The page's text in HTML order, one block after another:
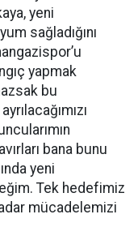
yeni
sağladığını
yapmak
bu
bana bunu
yeni
Tek hedefimiz
mücadelemizi